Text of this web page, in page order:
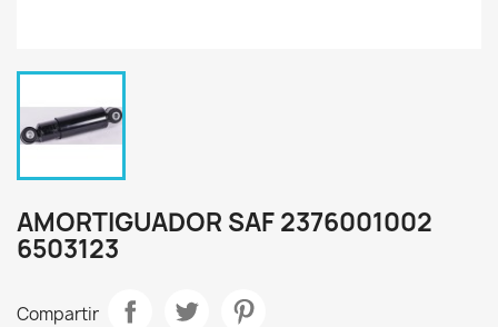
AMORTIGUADOR SAF 2376001002
6503123
Compartir